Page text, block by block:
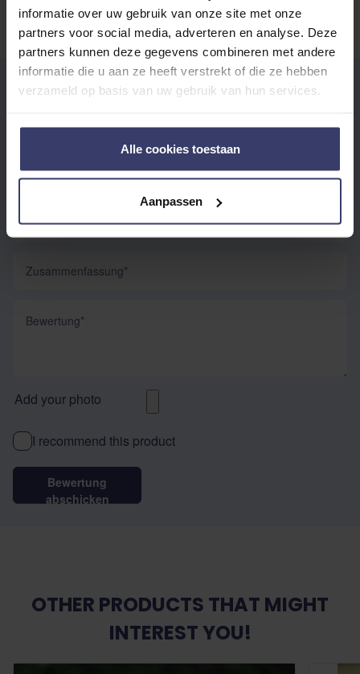
informatie over uw gebruik van onze site met onze
partners voor social media, adverteren en analyse. Deze
partners kunnen deze gegevens combineren met andere
informatie die u aan ze heeft verstrekt of die ze hebben
verzameld op basis van uw gebruik van hun services.
Alle cookies toestaan
Aanpassen
EIGENE BEWERTUNG SCHREIBEN
Add your photo
I recommend this product
Bewertung
abschicken
OTHER PRODUCTS THAT MIGHT
INTEREST YOU!